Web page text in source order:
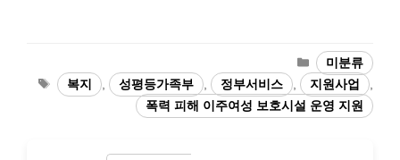
카
테
고
리
미분류
태
그
복지 성평등가족부 정부서비스 지원사업
폭력 피해 이주여성 보호시설 운영 지원